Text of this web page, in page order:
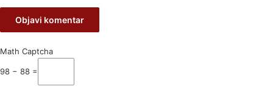
Math Captcha
98 − 88 =